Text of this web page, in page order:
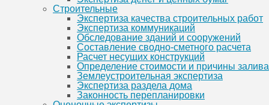
Строительные
Экспертиза качества строительных работ
Экспертиза коммуникаций
Обследование зданий и сооружений
Составление сводно-сметного расчета
Расчет несущих конструкций
Определение стоимости и причины залива
Землеустроительная экспертиза
Экспертиза раздела дома
Законность перепланировки